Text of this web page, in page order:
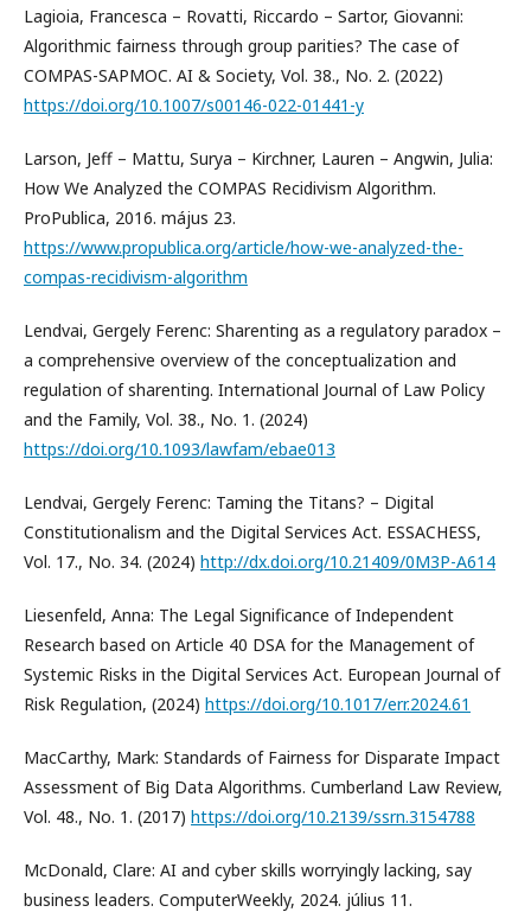
Lagioia, Francesca – Rovatti, Riccardo – Sartor, Giovanni:
Algorithmic fairness through group parities? The case of
COMPAS-SAPMOC. AI & Society, Vol. 38., No. 2. (2022)
https://doi.org/10.1007/s00146-022-01441-y
Larson, Jeff – Mattu, Surya – Kirchner, Lauren – Angwin, Julia:
How We Analyzed the COMPAS Recidivism Algorithm.
ProPublica, 2016. május 23.
https://www.propublica.org/article/how-we-analyzed-the-
compas-recidivism-algorithm
Lendvai, Gergely Ferenc: Sharenting as a regulatory paradox –
a comprehensive overview of the conceptualization and
regulation of sharenting. International Journal of Law Policy
and the Family, Vol. 38., No. 1. (2024)
https://doi.org/10.1093/lawfam/ebae013
Lendvai, Gergely Ferenc: Taming the Titans? – Digital
Constitutionalism and the Digital Services Act. ESSACHESS,
Vol. 17., No. 34. (2024) http://dx.doi.org/10.21409/0M3P-A614
Liesenfeld, Anna: The Legal Significance of Independent
Research based on Article 40 DSA for the Management of
Systemic Risks in the Digital Services Act. European Journal of
Risk Regulation, (2024) https://doi.org/10.1017/err.2024.61
MacCarthy, Mark: Standards of Fairness for Disparate Impact
Assessment of Big Data Algorithms. Cumberland Law Review,
Vol. 48., No. 1. (2017) https://doi.org/10.2139/ssrn.3154788
McDonald, Clare: AI and cyber skills worryingly lacking, say
business leaders. ComputerWeekly, 2024. július 11.